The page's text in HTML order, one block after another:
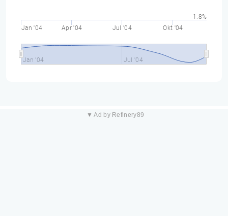
Jan '04 Apr '04 Jul '04 Okt '04
Jan '04 Jul '04
1.8%
▼ Ad by Refinery89